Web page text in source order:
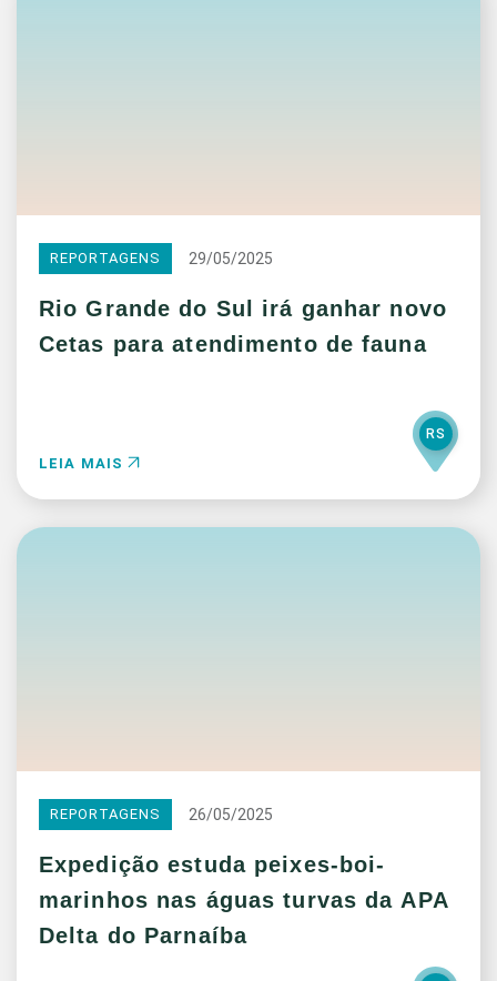
REPORTAGENS 29/05/2025
Rio Grande do Sul irá ganhar novo
Cetas para atendimento de fauna
LEIA MAIS
RS
REPORTAGENS 26/05/2025
Expedição estuda peixes-boi-
marinhos nas águas turvas da APA
Delta do Parnaíba